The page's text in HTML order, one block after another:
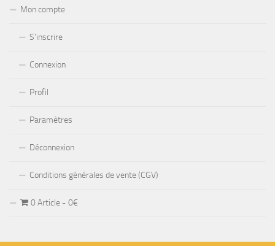
Mon compte
S’inscrire
Connexion
Profil
Paramètres
Déconnexion
Conditions générales de vente (CGV)
0 Article 0€